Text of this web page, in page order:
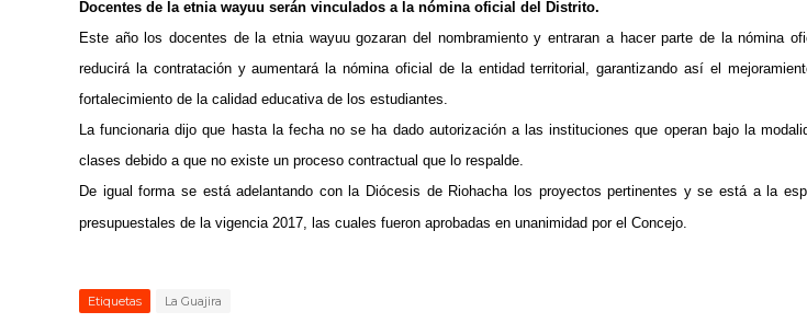
Docentes de la etnia wayuu serán vinculados a la nómina oficial del Distrito.
Este año los docentes de la etnia wayuu gozaran del nombramiento y entraran a hacer parte de la nómina
reducirá la contratación y aumentará la nómina oficial de la entidad territorial, garantizando así el
fortalecimiento de la calidad educativa de los estudiantes.
La funcionaria dijo que hasta la fecha no se ha dado autorización a las instituciones que operan bajo la
clases debido a que no existe un proceso contractual que lo respalde.
De igual forma se está adelantando con la Diócesis de Riohacha los proyectos pertinentes y se está a la
presupuestales de la vigencia 2017, las cuales fueron aprobadas en unanimidad por el Concejo.
Etiquetas La Guajira